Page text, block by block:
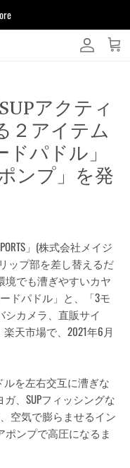
とめており
ついて
アクティ
２アイテム
ドパドル」
ンプ」を発
」(株式会社メイジ
ップ部を差し替えるだ
境でも漕ぎやすいカヤ
ドパドル」と、「3モ
シカメラ、直販サイ
楽天市場で、2021年6月
ルを左右交互に漕ぎな
ガ、SUPフィッシングな
空気で膨らませるイン
ンプで高圧になるま